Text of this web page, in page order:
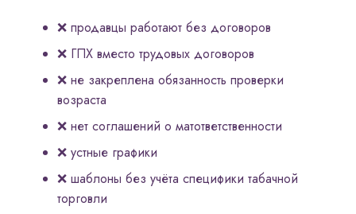
❌ продавцы работают без договоров
❌ ГПХ вместо трудовых договоров
❌ не закреплена обязанность проверки
возраста
❌ нет соглашений о матответственности
❌ устные графики
❌ шаблоны без учёта специфики табачной
торговли